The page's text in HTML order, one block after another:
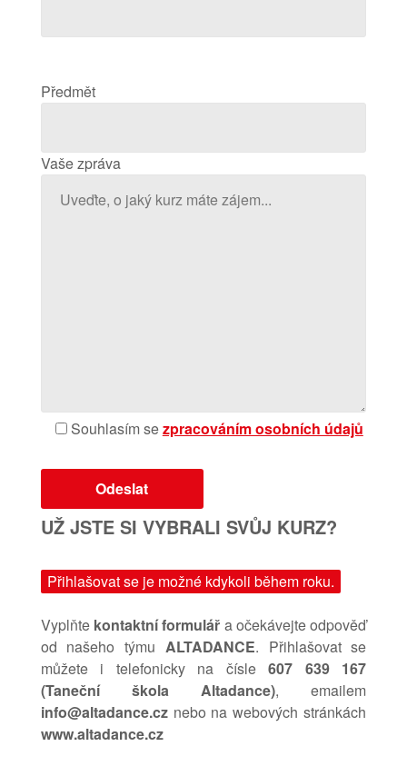
Předmět
Vaše zpráva
Souhlasím sezpracováním osobních údajů
UŽ JSTE SI VYBRALI SVŮJ KURZ?
Přihlašovat se je možné kdykoli během roku.
Vyplňte kontaktní formulář a očekávejte odpověď
od našeho týmu ALTADANCE. Přihlašovat se
můžete i telefonicky na čísle607 639 167
(Taneční škola Altadance), emailem
info@altadance.cznebo na webových stránkách
www.altadance.cz